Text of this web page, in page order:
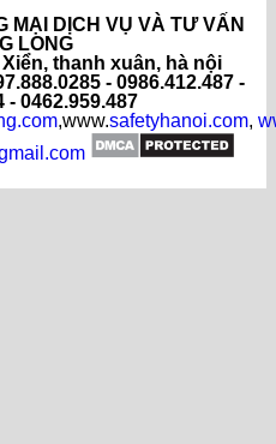
MẠI DỊCH VỤ VÀ TƯ VẤN
LONG
thanh xuân, hà nội
- 0986.412.487 -
- 0462.959.487
,www.safetyhanoi.com,